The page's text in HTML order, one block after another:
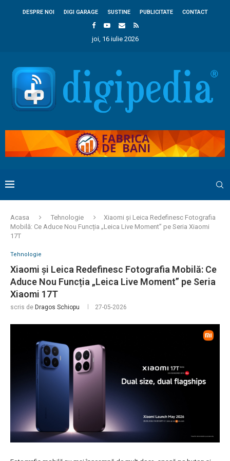
DESPRE NOI DIGI GARAGE SUSTINE PUBLICITATE CONTACT
joi, 16 iulie 2026
Acasa Tehnologie
Xiaomi și Leica Redefinesc Fotografia
Mobilă: Ce Aduce Nou Funcția „Leica Live Moment” pe Seria Xiaomi
17T
Tehnologie
Xiaomi și Leica Redefinesc Fotografia Mobilă: Ce
Aduce Nou Funcția „Leica Live Moment” pe Seria
Xiaomi 17T
scris de Dragos Schiopu 27-05-2026